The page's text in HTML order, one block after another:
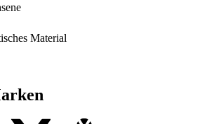
Material